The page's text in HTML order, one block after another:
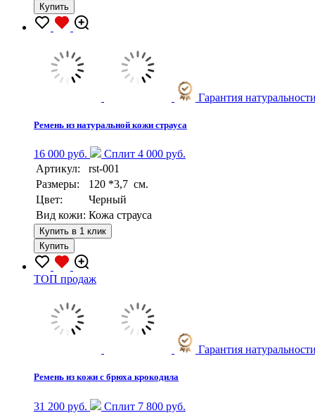
Купить
Гарантия
Ремень из натуральной кожи страуса
16 000 руб.
Сплит 4 000 руб.
Артикул:
rst-001
Размеры:
120 *3,7 см.
Цвет:
Черный
Вид кожи: Кожа страуса
Купить в 1 клик
Купить
TOП продаж
Гарантия
Ремень из кожи с брюха крокодила
31 200 руб.
Сплит 7 800 руб.